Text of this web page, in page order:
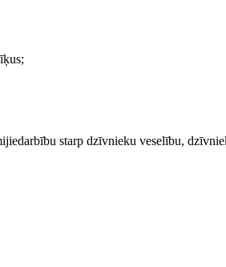
starp dzīvnieku veselību,